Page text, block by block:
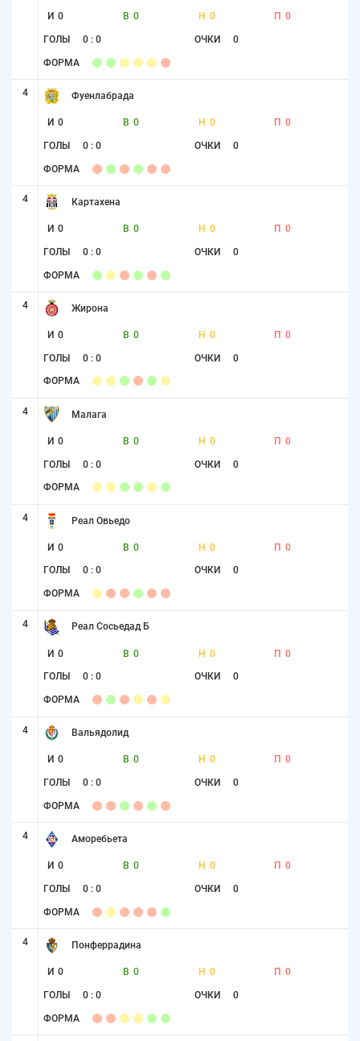
И 0 В 0 Н 0 П 0
ГОЛЫ 0 : 0 ОЧКИ 0
ФОРМА
4 Фуенлабрада
И 0 В 0 Н 0 П 0
ГОЛЫ 0 : 0 ОЧКИ 0
ФОРМА
4 Картахена
И 0 В 0 Н 0 П 0
ГОЛЫ 0 : 0 ОЧКИ 0
ФОРМА
4 Жирона
И 0 В 0 Н 0 П 0
ГОЛЫ 0 : 0 ОЧКИ 0
ФОРМА
4 Малага
И 0 В 0 Н 0 П 0
ГОЛЫ 0 : 0 ОЧКИ 0
ФОРМА
4 Реал Овьедо
И 0 В 0 Н 0 П 0
ГОЛЫ 0 : 0 ОЧКИ 0
ФОРМА
4 Реал Сосьедад Б
И 0 В 0 Н 0 П 0
ГОЛЫ 0 : 0 ОЧКИ 0
ФОРМА
4 Вальядолид
И 0 В 0 Н 0 П 0
ГОЛЫ 0 : 0 ОЧКИ 0
ФОРМА
4 Аморебьета
И 0 В 0 Н 0 П 0
ГОЛЫ 0 : 0 ОЧКИ 0
ФОРМА
4 Понферрадина
И 0 В 0 Н 0 П 0
ГОЛЫ 0 : 0 ОЧКИ 0
ФОРМА